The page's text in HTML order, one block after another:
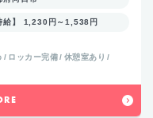
給】 1,230円～1,538円
ロッカー完備
休憩室あり